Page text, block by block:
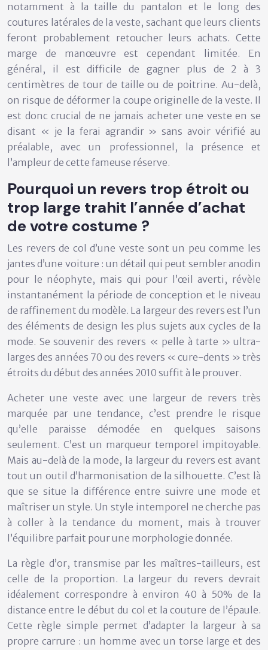
notamment à la taille du pantalon et le long des
coutures latérales de la veste, sachant que leurs clients
feront probablement retoucher leurs achats. Cette
marge de manœuvre est cependant limitée. En
général, il est difficile de gagner plus de 2 à 3
centimètres de tour de taille ou de poitrine. Au-delà,
on risque de déformer la coupe originelle de la veste. Il
est donc crucial de ne jamais acheter une veste en se
disant « je la ferai agrandir » sans avoir vérifié au
préalable, avec un professionnel, la présence et
l’ampleur de cette fameuse réserve.
Pourquoi un revers trop étroit ou
trop large trahit l’année d’achat
de votre costume ?
Les revers de col d’une veste sont un peu comme les
jantes d’une voiture : un détail qui peut sembler anodin
pour le néophyte, mais qui pour l’œil averti, révèle
instantanément la période de conception et le niveau
de raffinement du modèle. La largeur des revers est l’un
des éléments de design les plus sujets aux cycles de la
mode. Se souvenir des revers « pelle à tarte » ultra-
larges des années 70 ou des revers « cure-dents » très
étroits du début des années 2010 suffit à le prouver.
Acheter une veste avec une largeur de revers très
marquée par une tendance, c’est prendre le risque
qu’elle paraisse démodée en quelques saisons
seulement. C’est un marqueur temporel impitoyable.
Mais au-delà de la mode, la largeur du revers est avant
tout un outil d’harmonisation de la silhouette. C’est là
que se situe la différence entre suivre une mode et
maîtriser un style. Un style intemporel ne cherche pas
à coller à la tendance du moment, mais à trouver
l’équilibre parfait pour une morphologie donnée.
La règle d’or, transmise par les maîtres-tailleurs, est
celle de la proportion. La largeur du revers devrait
idéalement correspondre à environ 40 à 50% de la
distance entre le début du col et la couture de l’épaule.
Cette règle simple permet d’adapter la largeur à sa
propre carrure : un homme avec un torse large et des